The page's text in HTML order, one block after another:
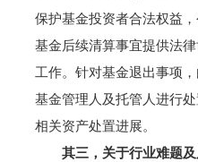
保护基金投资者合法权益
基金后续清算事宜提供法
工作。针对基金退出事项
基金管理人及托管人进行
相关资产处置进展。
其三，关于行业难题及